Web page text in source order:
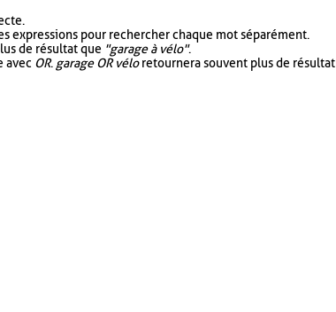
expressions pour rechercher chaque mot séparément.
de résultat que "garage à vélo".
avec OR. garage OR véloretournera souvent plus de résultat